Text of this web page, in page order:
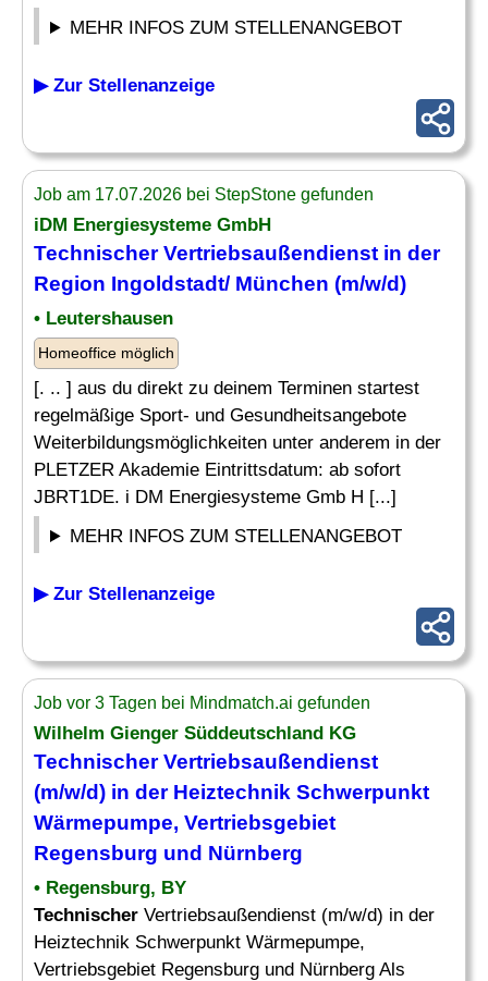
MEHR INFOS ZUM STELLENANGEBOT
▶ Zur Stellenanzeige
Job am 17.07.2026 bei StepStone gefunden
iDM Energiesysteme GmbH
TechnischerVertriebsaußendienst in der
Region Ingoldstadt/ München (m/w/d)
• Leutershausen
Homeoffice möglich
[. .. ] aus du direkt zu deinem Terminen startest
regelmäßige Sport- und Gesundheitsangebote
Weiterbildungsmöglichkeiten unter anderem in der
PLETZER Akademie Eintrittsdatum: ab sofort
JBRT1DE. i DM Energiesysteme Gmb H [...]
MEHR INFOS ZUM STELLENANGEBOT
▶ Zur Stellenanzeige
Job vor 3 Tagen bei Mindmatch.ai gefunden
Wilhelm Gienger Süddeutschland KG
TechnischerVertriebsaußendienst
(m/w/d) in der Heiztechnik Schwerpunkt
Wärmepumpe, Vertriebsgebiet
Regensburg und Nürnberg
• Regensburg, BY
Technischer Vertriebsaußendienst (m/w/d) in der
Heiztechnik Schwerpunkt Wärmepumpe,
Vertriebsgebiet Regensburg und Nürnberg Als